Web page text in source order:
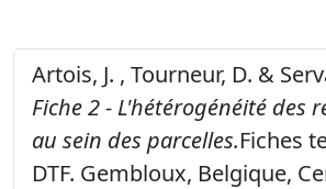
Artois, J. , Tourneur, D. &
Fiche 2 - L'hétérogénéité des
au sein des parcelles.Fiches
DTF. Gembloux, Belgique,